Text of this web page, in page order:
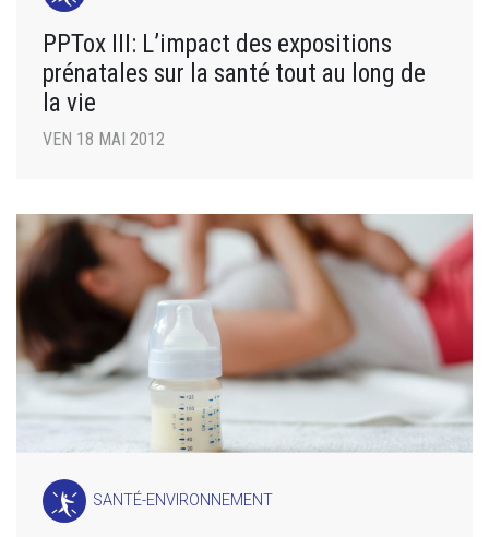
PPTox III: L’impact des expositions
prénatales sur la santé tout au long de
la vie
VEN 18 MAI 2012
SANTÉ-ENVIRONNEMENT